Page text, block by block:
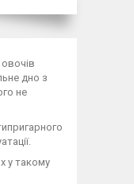
дно з
не
у такому